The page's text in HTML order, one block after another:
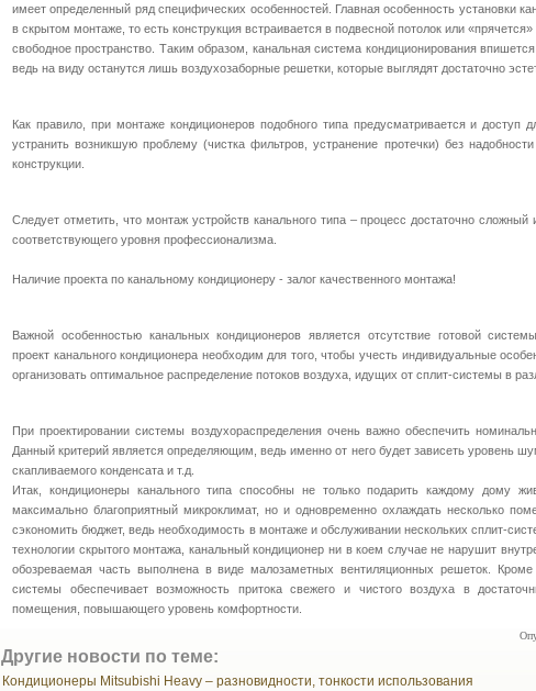
имеет определенный ряд специфических особенностей. Главная особенность установки
в скрытом монтаже, то есть конструкция встраивается в подвесной потолок или
свободное пространство. Таким образом, канальная система кондиционирования
ведь на виду останутся лишь воздухозаборные решетки, которые выглядят достаточно
Как правило, при монтаже кондиционеров подобного типа предусматривается и доступ
устранить возникшую проблему (чистка фильтров, устранение протечки) без
конструкции.
Следует отметить, что монтаж устройств канального типа – процесс достаточно
соответствующего уровня профессионализма.
Наличие проекта по канальному кондиционеру - залог качественного монтажа!
Важной особенностью канальных кондиционеров является отсутствие готовой
проект канального кондиционера необходим для того, чтобы учесть индивидуальные
организовать оптимальное распределение потоков воздуха, идущих от сплит-системы в
При проектировании системы воздухораспределения очень важно обеспечить
Данный критерий является определяющим, ведь именно от него будет зависеть уровень
скапливаемого конденсата и т.д.
Итак, кондиционеры канального типа способны не только подарить каждому дому
максимально благоприятный микроклимат, но и одновременно охлаждать несколько
сэкономить бюджет, ведь необходимость в монтаже и обслуживании нескольких сплит-
технологии скрытого монтажа, канальный кондиционер ни в коем случае не нарушит
обозреваемая часть выполнена в виде малозаметных вентиляционных решеток. Кроме
системы обеспечивает возможность притока свежего и чистого воздуха в
помещения, повышающего уровень комфортности.
Другие новости по теме:
Кондиционеры Mitsubishi Heavy – разновидности, тонкости использования